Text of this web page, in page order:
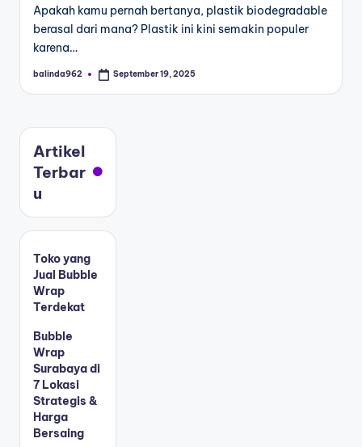
Apakah kamu pernah bertanya, plastik biodegradable
berasal dari mana? Plastik ini kini semakin populer
karena…
balinda962 September 19, 2025
Artikel
Terbar
u
Toko yang
Jual Bubble
Wrap
Terdekat
Bubble
Wrap
Surabaya di
7 Lokasi
Strategis &
Harga
Bersaing